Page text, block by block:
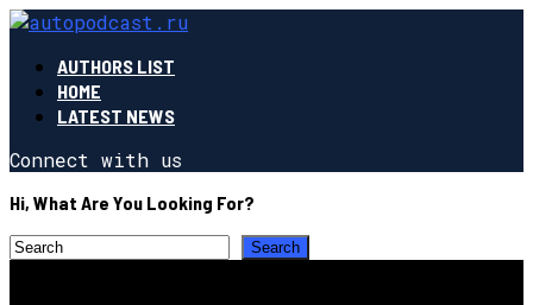
AUTHORS LIST
HOME
LATEST NEWS
Connect with us
Hi, What Are You Looking For?